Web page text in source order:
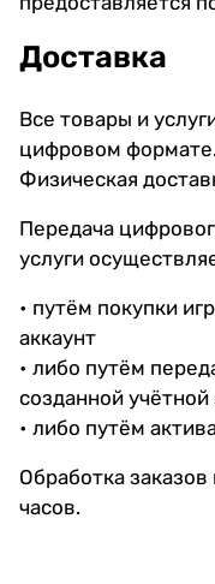
Доставка
Все товары и
цифровом
Физическая
Передача
услуги
• путём покупки
аккаунт
• либо путём
созданной учётной
• либо путём
Обработка
часов.